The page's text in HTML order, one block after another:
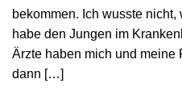
bekommen. Ich wusste
habe den Jungen im
Ärzte haben mich und meine
dann […]